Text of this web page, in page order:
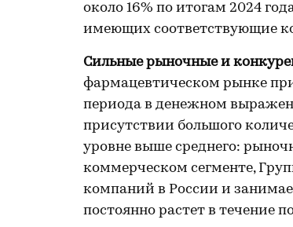
около 16% по итогам 2024
имеющих соответствующие
Сильные рыночные и
фармацевтическом рынке
периода в денежном
присутствии большого
уровне выше среднего:
коммерческом сегменте,
компаний в России и
постоянно растет в течение